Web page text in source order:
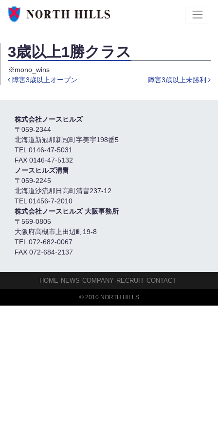
3歳以上1勝クラス
※mono_wins
障害3歳以上オープン 障害3歳以上未勝利
株式会社ノースヒルズ
〒059-2344
北海道新冠郡新冠町字美宇198番5
TEL 0146-47-5031
FAX 0146-47-5132
ノースヒルズ清畠
〒059-2245
北海道沙流郡日高町清畠237-12
TEL 01456-7-2010
株式会社ノースヒルズ 大阪事務所
〒569-0805
大阪府高槻市上田辺町19-8
TEL 072-682-0067
FAX 072-684-2137
HOME NEWS COMPANY RECRUIT CONTACT
© 2010 NORTH HILLS